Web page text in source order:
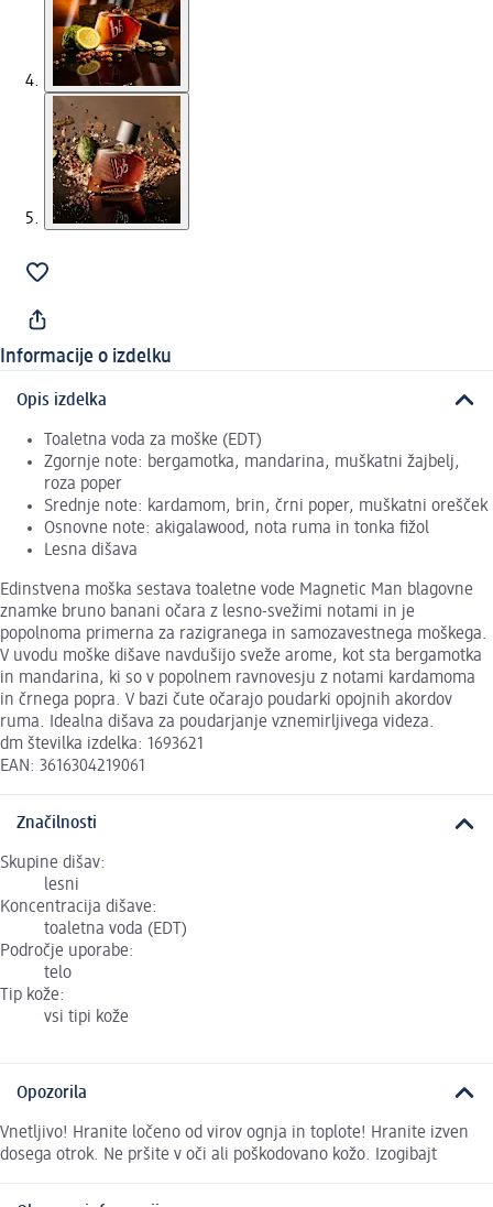
Informacije o izdelku
Opis izdelka
Toaletna voda za moške (EDT)
Zgornje note: bergamotka, mandarina, muškatni žajbelj,
roza poper
Srednje note: kardamom, brin, črni poper, muškatni orešček
Osnovne note: akigalawood, nota ruma in tonka fižol
Lesna dišava
Edinstvena moška sestava toaletne vode Magnetic Man blagovne
znamke bruno banani očara z lesno-svežimi notami in je
popolnoma primerna za razigranega in samozavestnega moškega.
V uvodu moške dišave navdušijo sveže arome, kot sta bergamotka
in mandarina, ki so v popolnem ravnovesju z notami kardamoma
in črnega popra. V bazi čute očarajo poudarki opojnih akordov
ruma. Idealna dišava za poudarjanje vznemirljivega videza.
dm številka izdelka: 1693621
EAN: 3616304219061
Značilnosti
Skupine dišav:
lesni
Koncentracija dišave:
toaletna voda (EDT)
Področje uporabe:
telo
Tip kože:
vsi tipi kože
Opozorila
Vnetljivo! Hranite ločeno od virov ognja in toplote! Hranite izven
dosega otrok. Ne pršite v oči ali poškodovano kožo. Izogibajt